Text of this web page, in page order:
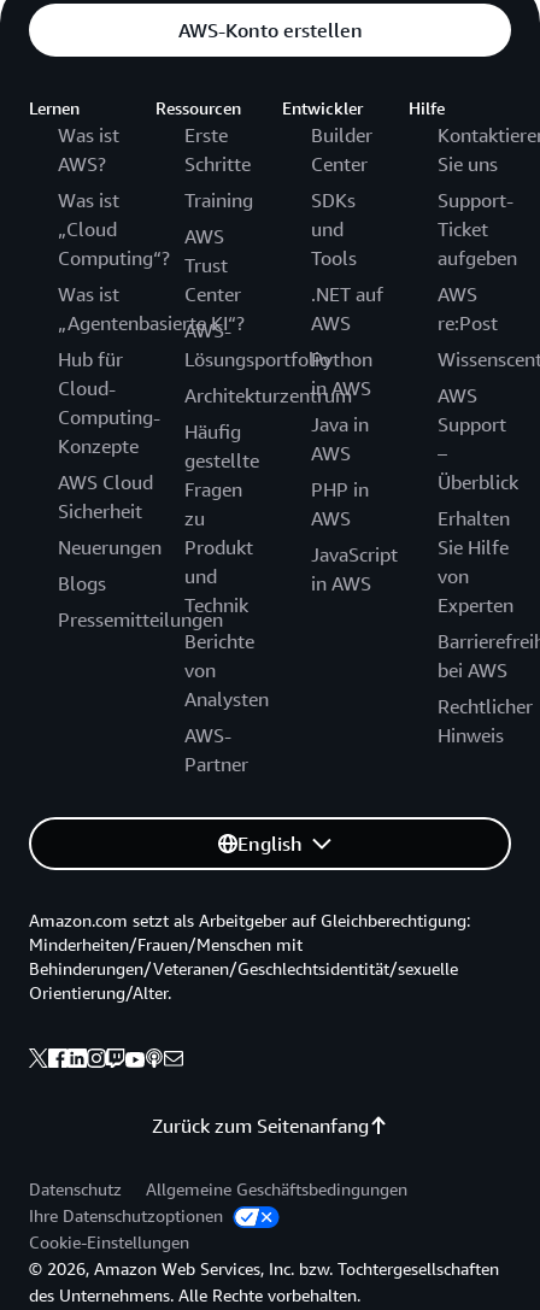
AWS-Konto erstellen
Lernen
Was ist
AWS?
Was ist
„Cloud
Computing“?
Was ist
„Agentenbasierte KI“?
Hub für
Cloud-
Computing-
Konzepte
AWS Cloud
Sicherheit
Neuerungen
Blogs
Pressemitteilungen
Ressourcen
Erste
Schritte
Training
AWS
Trust
Center
AWS-
Lösungsportfolio
Architekturzentrum
Häufig
gestellte
Fragen
zu
Produkt
und
Technik
Berichte
von
Analysten
AWS-
Partner
Entwickler
Builder
Center
SDKs
und
Tools
.NET auf
AWS
Python
in AWS
Java in
AWS
PHP in
AWS
JavaScript
in AWS
Hilfe
Sie uns
Support-
Ticket
aufgeben
AWS
re:Post
AWS
Support
–
Überblick
Erhalten
Sie Hilfe
von
Experten
bei AWS
Rechtlicher
Hinweis
English
Zurück zum Seitenanfang
Amazon.com setzt als Arbeitgeber auf Gleichberechtigung:
Minderheiten/Frauen/Menschen mit
Behinderungen/Veteranen/Geschlechtsidentität/sexuelle
Orientierung/Alter.
Datenschutz
Allgemeine Geschäftsbedingungen
Ihre Datenschutzoptionen
Cookie-Einstellungen
© 2026, Amazon Web Services, Inc. bzw. Tochtergesellschaften
des Unternehmens. Alle Rechte vorbehalten.